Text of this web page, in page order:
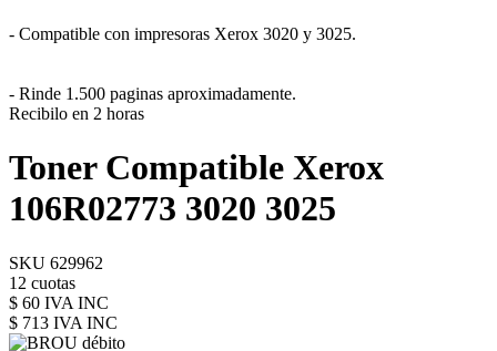
- Compatible con impresoras Xerox 3020 y 3025.
- Rinde 1.500 paginas aproximadamente.
Recibilo en 2 horas
Toner Compatible Xerox
106R02773 3020 3025
SKU 629962
12 cuotas
$ 60 IVA INC
$ 713 IVA INC